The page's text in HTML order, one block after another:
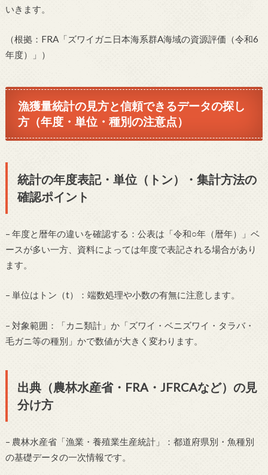
いきます。
（根拠：FRA「ズワイガニ日本海系群A海域の資源評価（令和6
年度）」）
漁獲量統計の見方と信頼できるデータの探し
方（年度・単位・種別の注意点）
統計の年度表記・単位（トン）・集計方法の
確認ポイント
– 年度と暦年の違いを確認する：公表は「令和○年（暦年）」ベ
ースが多い一方、資料によっては年度で表記される場合があり
ます。
– 単位はトン（t）：端数処理や小数の有無に注意します。
– 対象範囲：「カニ類計」か「ズワイ・ベニズワイ・タラバ・
毛ガニ等の種別」かで数値が大きく変わります。
出典（農林水産省・FRA・JFRCAなど）の見
分け方
– 農林水産省「漁業・養殖業生産統計」：都道府県別・魚種別
の基礎データの一次情報です。